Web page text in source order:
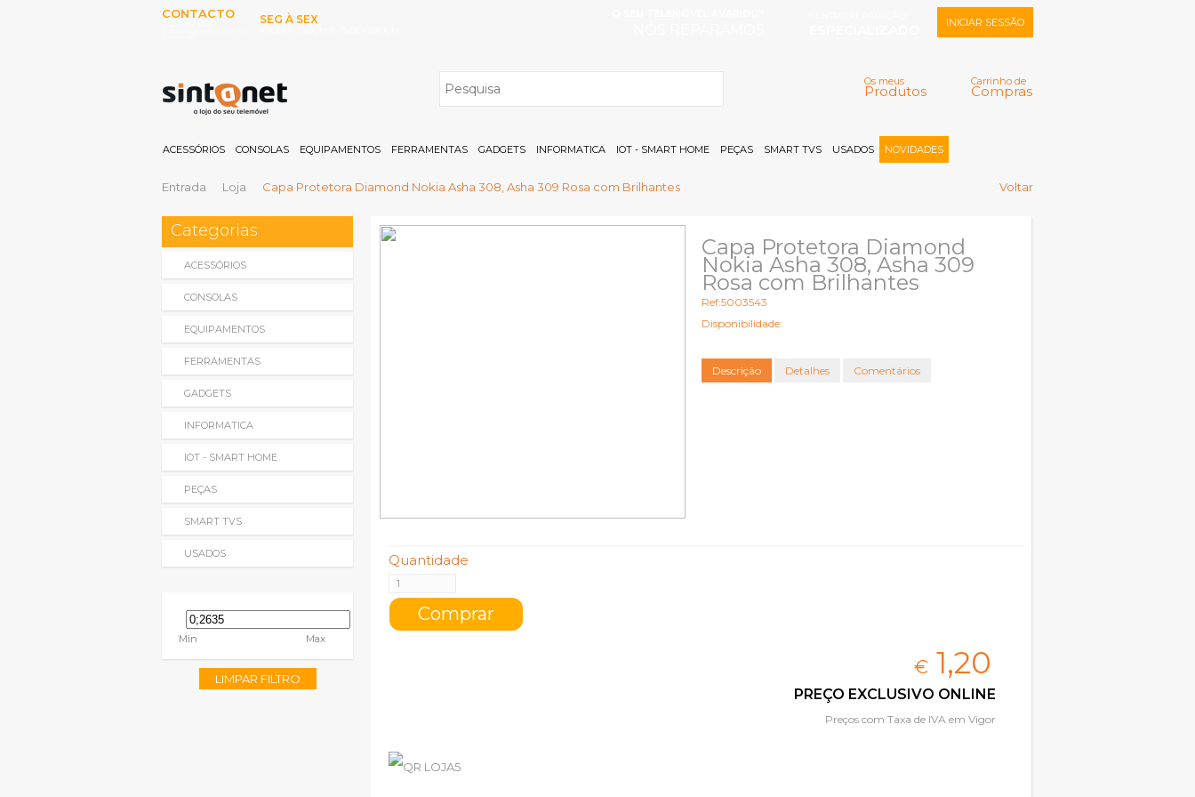
CONTACTO
SEG À SEX
Carrinho de
Compras
Os meus
Produtos
INICIAR SESSÃO
Memorizar
Registar |
ACESSÓRIOS CONSOLAS EQUIPAMENTOS FERRAMENTAS GADGETS INFORMATICA IOT - SMART HOME PEÇAS SMART TVS USADOS NOVIDADES
Entrada Loja Capa Protetora Diamond Nokia Asha 308, Asha 309 Rosa com Brilhantes Voltar
Categorias
ACESSÓRIOS
CONSOLAS
EQUIPAMENTOS
FERRAMENTAS
GADGETS
INFORMATICA
IOT - SMART HOME
PEÇAS
SMART TVS
USADOS
Min Max
LIMPAR FILTRO
Capa Protetora Diamond
Nokia Asha 308, Asha 309
Rosa com Brilhantes
Ref:5003543
Disponibilidade:
Descrição Detalhes Comentários
Quantidade
€ 1,20
PREÇO EXCLUSIVO ONLINE
Preços com Taxa de IVA em Vigor